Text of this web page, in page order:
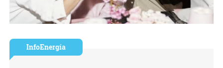
InfoEnergía